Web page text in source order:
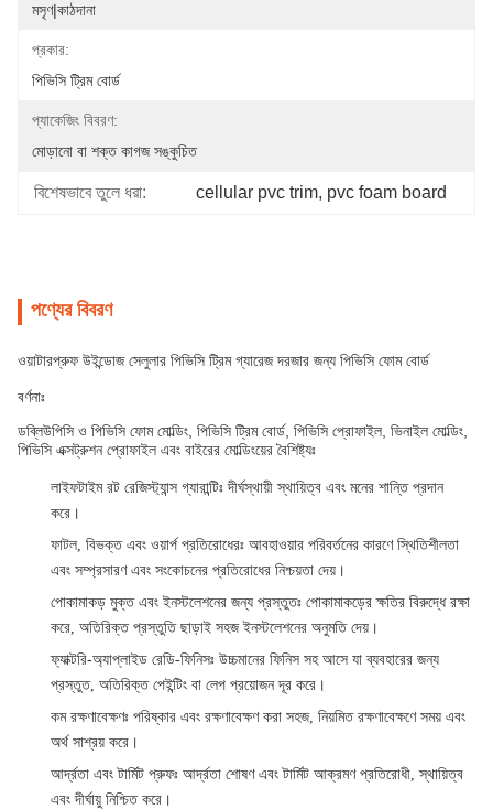
মসৃণ|কাঠদানা
প্রকার:
পিভিসি ট্রিম বোর্ড
প্যাকেজিং বিবরণ:
মোড়ানো বা শক্ত কাগজ সঙ্কুচিত
বিশেষভাবে তুলে ধরা: cellular pvc trim, pvc foam board
পণ্যের বিবরণ
ওয়াটারপ্রুফ উইন্ডোজ সেলুলার পিভিসি ট্রিম গ্যারেজ দরজার জন্য পিভিসি ফোম বোর্ড
বর্ণনাঃ
ডব্লিউপিসি ও পিভিসি ফোম মোল্ডিং, পিভিসি ট্রিম বোর্ড, পিভিসি প্রোফাইল, ভিনাইল মোল্ডিং,
পিভিসি এক্সট্রুশন প্রোফাইল এবং বাইরের মোল্ডিংয়ের বৈশিষ্ট্যঃ
লাইফটাইম রট রেজিস্ট্যান্স গ্যারান্টিঃ দীর্ঘস্থায়ী স্থায়িত্ব এবং মনের শান্তি প্রদান
করে।
ফাটল, বিভক্ত এবং ওয়ার্প প্রতিরোধেরঃ আবহাওয়ার পরিবর্তনের কারণে স্থিতিশীলতা
এবং সম্প্রসারণ এবং সংকোচনের প্রতিরোধের নিশ্চয়তা দেয়।
পোকামাকড় মুক্ত এবং ইনস্টলেশনের জন্য প্রস্তুতঃ পোকামাকড়ের ক্ষতির বিরুদ্ধে রক্ষা
করে, অতিরিক্ত প্রস্তুতি ছাড়াই সহজ ইনস্টলেশনের অনুমতি দেয়।
ফ্যাক্টরি-অ্যাপ্লাইড রেডি-ফিনিসঃ উচ্চমানের ফিনিস সহ আসে যা ব্যবহারের জন্য
প্রস্তুত, অতিরিক্ত পেইন্টিং বা লেপ প্রয়োজন দূর করে।
কম রক্ষণাবেক্ষণঃ পরিষ্কার এবং রক্ষণাবেক্ষণ করা সহজ, নিয়মিত রক্ষণাবেক্ষণে সময় এবং
অর্থ সাশ্রয় করে।
আর্দ্রতা এবং টার্মিট প্রুফঃ আর্দ্রতা শোষণ এবং টার্মিট আক্রমণ প্রতিরোধী, স্থায়িত্ব
এবং দীর্ঘায়ু নিশ্চিত করে।